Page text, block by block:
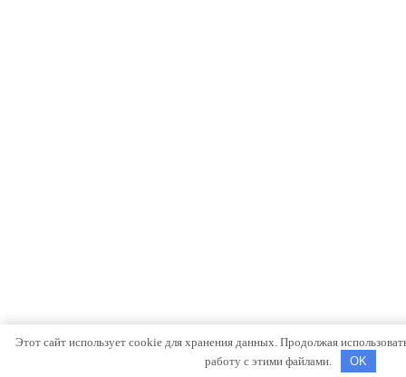
Этот сайт использует cookie для хранения данных. Продолжая
работу с этими файлами.
OK